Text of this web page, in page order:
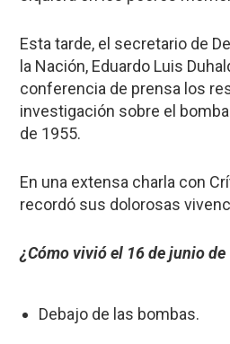
Esta tarde, el secretario de
la Nación, Eduardo Luis
conferencia de prensa los
investigación sobre el
de 1955.
En una extensa charla con
recordó sus dolorosas
¿Cómo vivió el 16 de junio de
Debajo de las bombas.